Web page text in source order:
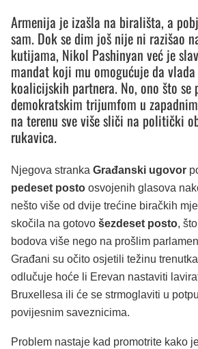
Armenija je izašla na birališta, a
sam. Dok se dim još nije ni razišao
kutijama, Nikol Pashinyan već je
mandat koji mu omogućuje da
koalicijskih partnera. No, ono što se
demokratskim trijumfom u
na terenu sve više sliči na politički
rukavica.
Njegova stranka Građanski ugovor
pedeset posto osvojenih glasova
nešto više od dvije trećine biračkih
skočila na gotovo šezdeset posto,
bodova više nego na prošlim
Građani su očito osjetili težinu
odlučuje hoće li Erevan nastaviti
Bruxellesa ili će se strmoglaviti u
povijesnim saveznicima.
Problem nastaje kad promotrite kako